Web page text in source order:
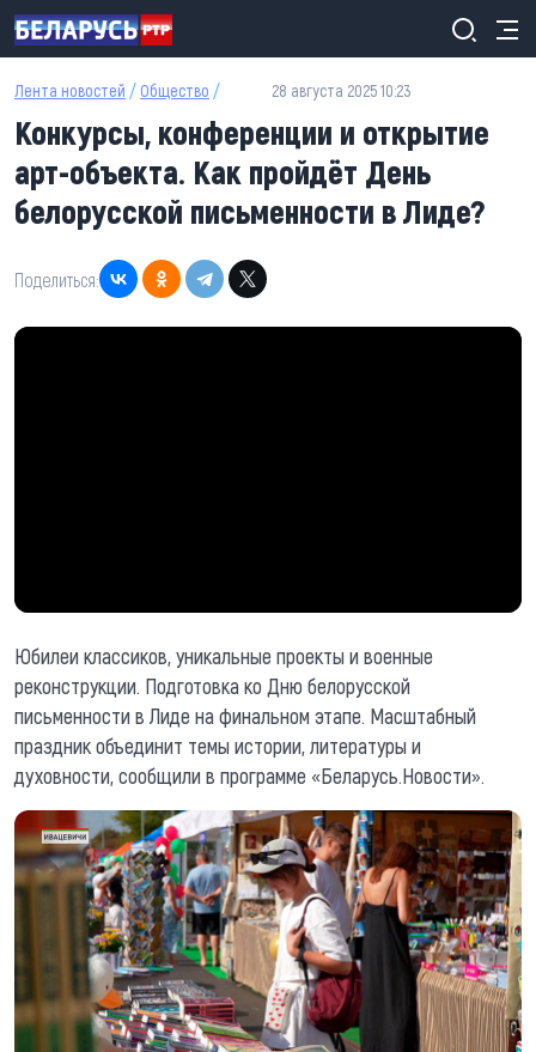
Перейти к основному содержанию
Лента новостей / Общество / 28 августа 2025 10:23
Конкурсы, конференции и открытие
арт-объекта. Как пройдёт День
белорусской письменности в Лиде?
Поделиться:
Юбилеи классиков, уникальные проекты и военные
реконструкции. Подготовка ко Дню белорусской
письменности в Лиде на финальном этапе. Масштабный
праздник объединит темы истории, литературы и
духовности, сообщили в программе «Беларусь.Новости».